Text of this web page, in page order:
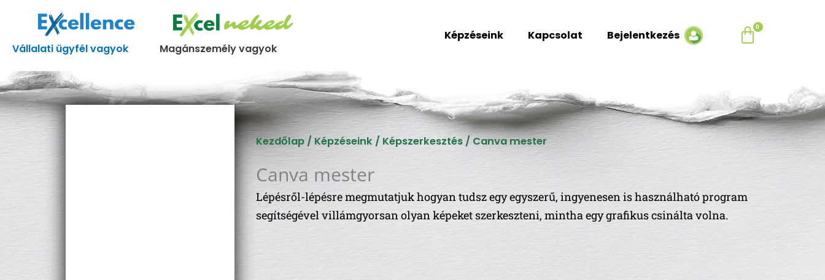
content
Vállalati ügyfél vagyok Magánszemély vagyok
Képzéseink Kapcsolat Bejelentkezés
Kezdőlap /Képzéseink / Képszerkesztés/ Canva mester
Canva mester
Lépésről-lépésre megmutatjuk hogyan tudsz egy egyszerű, ingyenesen is használható program
segítségével villámgyorsan olyan képeket szerkeszteni, mintha egy grafikus csinálta volna.